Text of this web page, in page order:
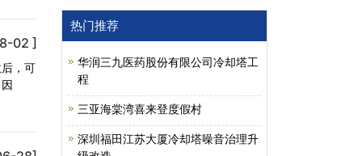
02 ]
，可
热门推荐
华润三九医药股份有限公司冷却塔工
程
三亚海棠湾喜来登度假村
深圳福田江苏大厦冷却塔噪音治理升